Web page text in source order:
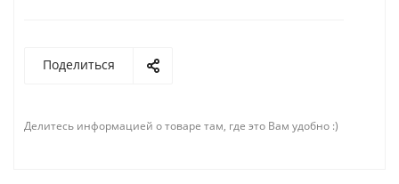
Поделиться
Делитесь информацией о товаре там, где это Вам удобно :)